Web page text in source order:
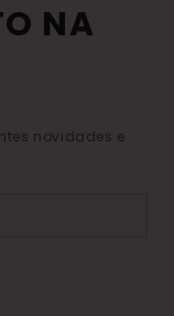
NA
novidades e